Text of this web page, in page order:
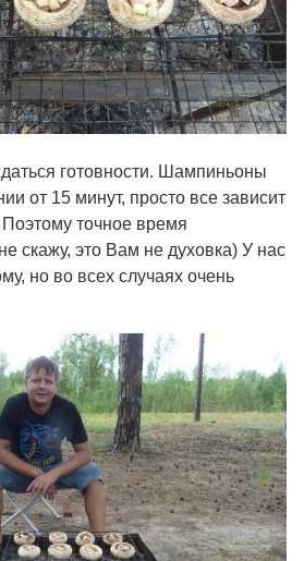
готовности. Шампиньоны
от 15 минут, просто все зависит
точное время
скажу, это Вам не духовка) У нас
но во всех случаях очень